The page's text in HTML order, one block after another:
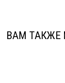
ВАМ ТАКЖЕ